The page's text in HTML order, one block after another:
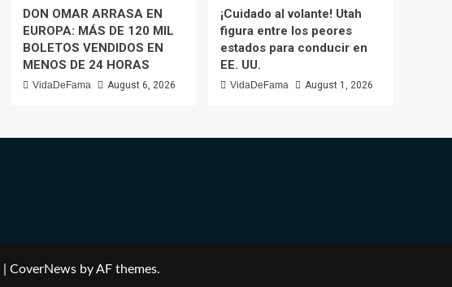
DON OMAR ARRASA EN
EUROPA: MÁS DE 120 MIL
BOLETOS VENDIDOS EN
MENOS DE 24 HORAS
VidaDeFama August 6, 2026
¡Cuidado al volante! Utah
figura entre los peores
estados para conducir en
EE. UU.
VidaDeFama August 1, 2026
CoverNewsby AF themes.